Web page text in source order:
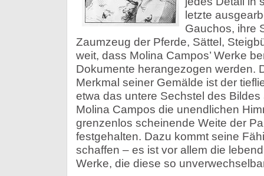
letzte
Gauchos, ihre
Zaumzeug der Pferde, Sättel,
weit, dass Molina Campos’ Werke
Dokumente herangezogen werden.
Merkmal seiner Gemälde ist der
etwa das untere Sechstel des
Molina Campos die unendlichen
grenzenlos scheinende Weite der
festgehalten. Dazu kommt seine
schaffen – es ist vor allem die
Werke, die diese so